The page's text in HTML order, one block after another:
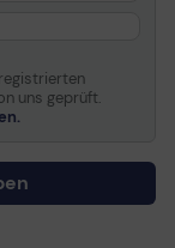
uns geprüft.